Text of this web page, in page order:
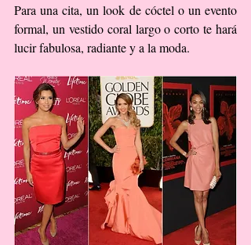
Para una cita, un look de cóctel o un evento
formal, un vestido coral largo o corto te hará
lucir fabulosa, radiante y a la moda.